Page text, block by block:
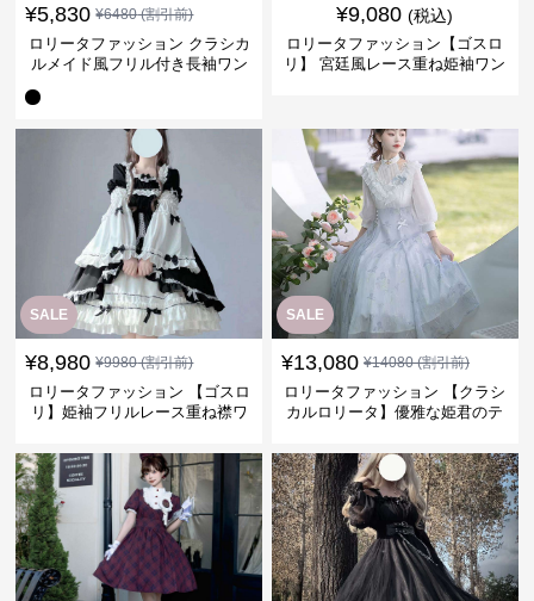
¥5,830 ¥6480(割引前)
ロリータファッション クラシカ
ルメイド風フリル付き長袖ワン
¥9,080 (税込)
ロリータファッション【ゴスロ
リ】 宮廷風レース重ね姫袖ワン
SALE
¥8,980 ¥9980(割引前)
ロリータファッション 【ゴスロ
リ】姫袖フリルレース重ね襟ワ
SALE
¥13,080 ¥14080(割引前)
ロリータファッション 【クラシ
カルロリータ】優雅な姫君のテ